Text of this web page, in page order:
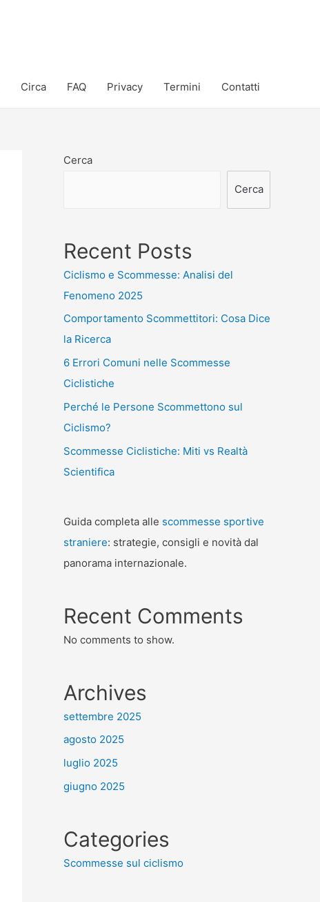
Circa FAQ Privacy Termini Contatti
Cerca
Cerca
Recent Posts
Ciclismo e Scommesse: Analisi del
Fenomeno 2025
Comportamento Scommettitori: Cosa Dice
la Ricerca
6 Errori Comuni nelle Scommesse
Ciclistiche
Perché le Persone Scommettono sul
Ciclismo?
Scommesse Ciclistiche: Miti vs Realtà
Scientifica
Guida completa alle scommesse sportive
straniere: strategie, consigli e novità dal
panorama internazionale.
Recent Comments
No comments to show.
Archives
settembre 2025
agosto 2025
luglio 2025
giugno 2025
Categories
Scommesse sul ciclismo